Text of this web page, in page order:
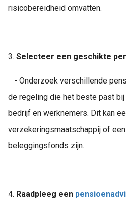
risicobereidheid omvatten.
3. Selecteer een geschikte
- Onderzoek verschillende
de regeling die het beste past
bedrijf en werknemers. Dit kan
verzekeringsmaatschappij of
beleggingsfonds zijn.
4. Raadpleeg een
van